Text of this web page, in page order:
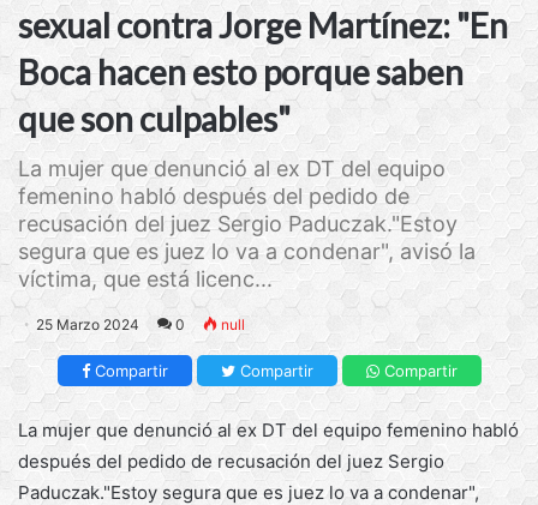
sexual contra Jorge Martínez: "En
Boca hacen esto porque saben
que son culpables"
La mujer que denunció al ex DT del equipo
femenino habló después del pedido de
recusación del juez Sergio Paduczak."Estoy
segura que es juez lo va a condenar", avisó la
víctima, que está licenc...
25 Marzo 2024 0 null
Compartir Compartir Compartir
La mujer que denunció al ex DT del equipo femenino habló
después del pedido de recusación del juez Sergio
Paduczak."Estoy segura que es juez lo va a condenar",